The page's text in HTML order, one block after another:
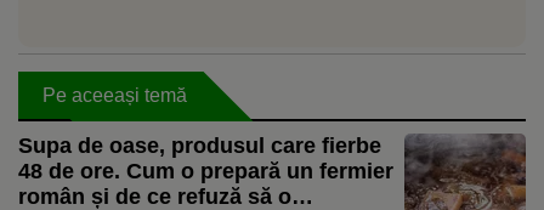
Pe aceeași temă
Supa de oase, produsul care fierbe
48 de ore. Cum o prepară un fermier
român și de ce refuză să o